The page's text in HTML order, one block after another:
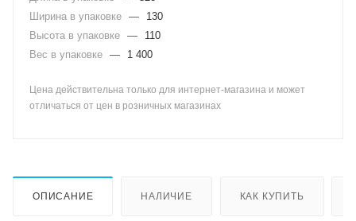
Ширина в упаковке —
130
Высота в упаковке —
110
Вес в упаковке — 1 400
Цена действительна только для интернет-магазина и может
отличаться от цен в розничных магазинах
ОПИСАНИЕ НАЛИЧИЕ КАК КУПИТЬ